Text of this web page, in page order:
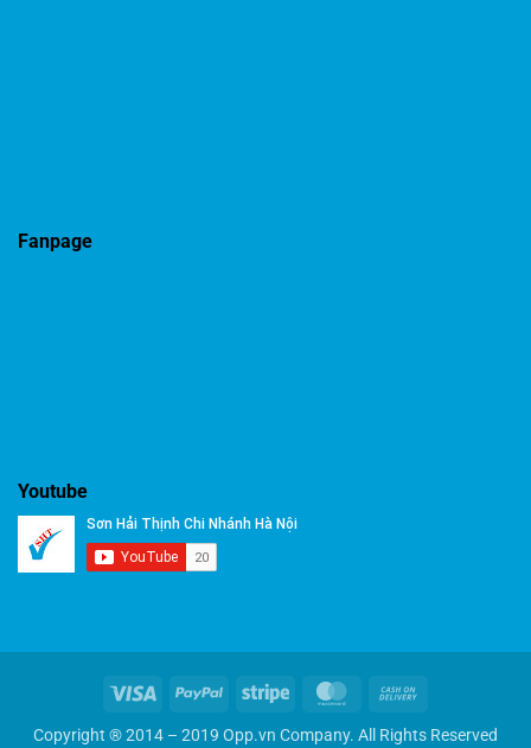
Fanpage
Youtube
Visa PayPal Stripe MasterCard
Copyright ® 2014 – 2019 Opp.vn Company. All Rights Reserved